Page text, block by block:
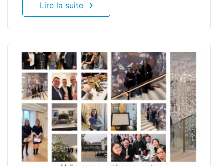
Lire la suite